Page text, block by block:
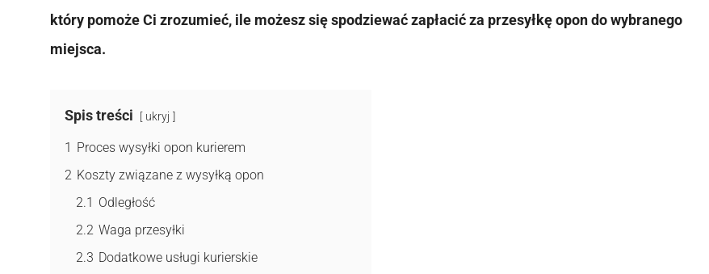
który pomoże Ci zrozumieć, ile możesz się spodziewać zapłacić za przesyłkę opon do wybranego
miejsca.
Spis treści ukryj
1 Proces wysyłki opon kurierem
2 Koszty związane z wysyłką opon
2.1 Odległość
2.2 Waga przesyłki
2.3 Dodatkowe usługi kurierskie